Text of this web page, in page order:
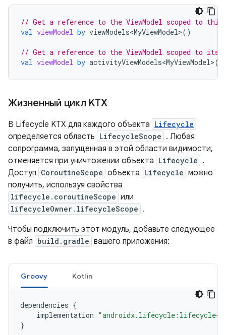
// Get a reference to the ViewModel scoped to this
val viewModel by viewModels<MyViewModel>()
// Get a reference to the ViewModel scoped to its
val viewModel by activityViewModels<MyViewModel>()
Жизненный цикл KTX
В Lifecycle KTX для каждого объекта Lifecycle
определяется область LifecycleScope . Любая
сопрограмма, запущенная в этой области видимости,
отменяется при уничтожении объекта Lifecycle .
Доступ CoroutineScope объекта Lifecycle можно
получить, используя свойства
lifecycle.coroutineScope или
lifecycleOwner.lifecycleScope .
Чтобы подключить этот модуль, добавьте следующее
в файл build.gradle вашего приложения:
Groovy Kotlin
dependencies {
implementation "androidx.lifecycle:lifecycle-
}